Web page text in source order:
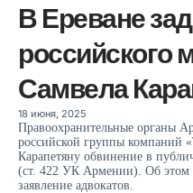
В Ереване
российского
Самвела
18 июня, 2025
Правоохранительные органы
российской группы компаний
Карапетяну обвинение в
(ст. 422 УК Армении). Об этом
заявление адвокатов.